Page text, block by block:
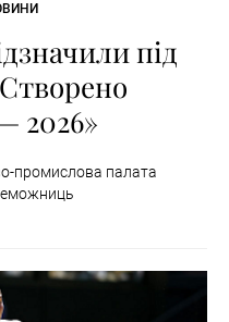
під
2026»
промислова палата